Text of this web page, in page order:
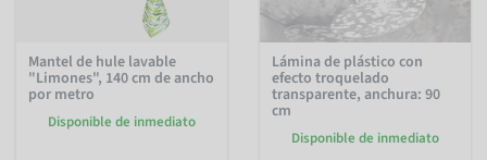
Mantel de hule lavable
"Limones", 140 cm de ancho
por metro
Disponible de inmediato
Lámina de plástico con
efecto troquelado
transparente, anchura: 90
cm
Disponible de inmediato